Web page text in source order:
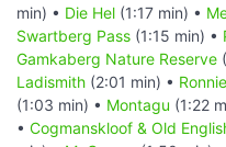
min) • Die Hel (1:17 min) •
Swartberg Pass (1:15 min) •
Gamkaberg Nature Reserve
Ladismith (2:01 min) •
(1:03 min) • Montagu (1:22
• Cogmanskloof & Old